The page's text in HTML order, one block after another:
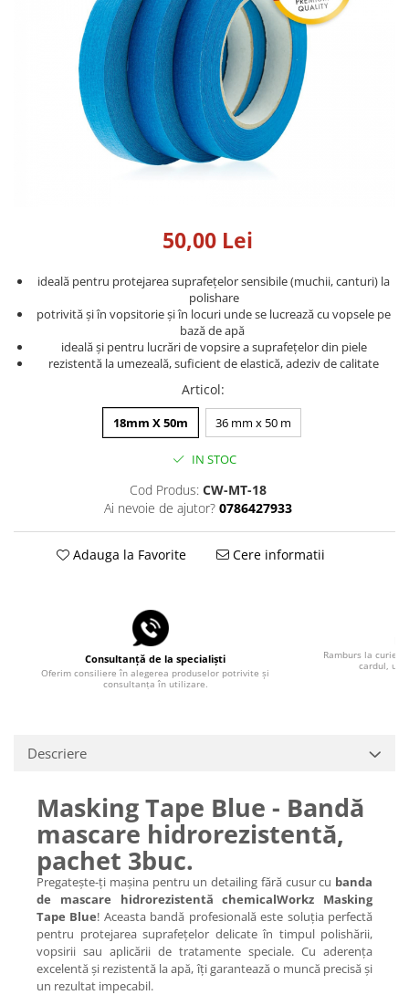
Bureți, Talere
Protecție vopsea
Plastic, Cauciuc exterior
Protecție personală
Protectie piele
Protecție respiratorie
Pahare de amestec
Lămpi de lucru
Tornadoare
Nebulizatoare, Spumante
Spălare cu presiune
Piese de schimb, Consumabile
50,00 Lei
ideală pentru protejarea suprafețelor sensibile (muchii, canturi) la
polishare
potrivită și în vopsitorie și în locuri unde se lucrează cu vopsele pe
bază de apă
ideală și pentru lucrări de vopsire a suprafețelor din piele
rezistentă la umezeală, suficient de elastică, adeziv de calitate
Articol:
18mm X 50m 36 mm x 50 m
IN STOC
Cod Produs: CW-MT-18
Ai nevoie de ajutor? 0786427933
Adauga la Favorite Cere informatii
Consultanță de la specialiști
Oferim consiliere în alegerea produselor potrivite și
consultanța în utilizare.
Ramburs la curier,
cardul,
Descriere
Masking Tape Blue - Bandă
mascare hidrorezistentă,
pachet 3buc.
Pregatește-ți mașina pentru un detailing fără cusur cu banda
de mascare hidrorezistentă chemicalWorkz Masking
Tape Blue! Aceasta bandă profesională este soluția perfectă
pentru protejarea suprafețelor delicate în timpul polishării,
vopsirii sau aplicării de tratamente speciale. Cu aderența
excelentă și rezistentă la apă, îți garantează o muncă precisă și
un rezultat impecabil.